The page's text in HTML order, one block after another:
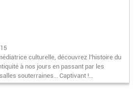
culturelle, découvrez l’histoire du
à nos jours en passant par les
souterraines... Captivant !…